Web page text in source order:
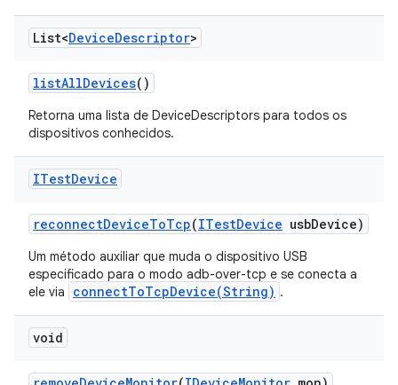
List<DeviceDescriptor>
listAllDevices()
Retorna uma lista de DeviceDescriptors para todos os
dispositivos conhecidos.
ITestDevice
reconnectDeviceToTcp(ITestDevice usbDevice)
Um método auxiliar que muda o dispositivo USB
especificado para o modo adb-over-tcp e se conecta a
ele via
connectToTcpDevice(String) .
void